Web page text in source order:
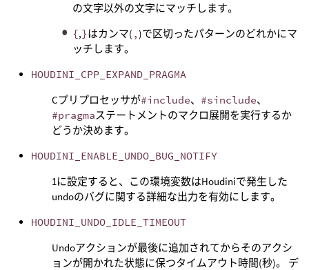
の文字以外の文字にマッチします。
{,}はカンマ( ,)で区切ったパターンのどれかにマ
ッチします。
HOUDINI_CPP_EXPAND_PRAGMA
Cプリプロセッサが#include、 #sinclude、
#pragmaステートメントのマクロ展開を実行するか
どうか決めます。
HOUDINI_ENABLE_UNDO_BUG_NOTIFY
1に設定すると、この環境変数はHoudiniで発生した
undoのバグに関する詳細な出力を有効にします。
HOUDINI_UNDO_IDLE_TIMEOUT
Undoアクションが最後に追加されてからそのアクシ
ョンが開かれた状態に保つタイムアウト時間(秒)。 デ